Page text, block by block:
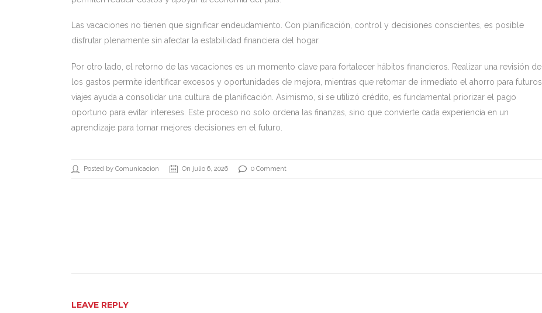
Las vacaciones no tienen que significar endeudamiento. Con planificación, control y decisiones conscientes, es posible
disfrutar plenamente sin afectar la estabilidad financiera del hogar.
Por otro lado, el retorno de las vacaciones es un momento clave para fortalecer hábitos financieros. Realizar una revisión de
los gastos permite identificar excesos y oportunidades de mejora, mientras que retomar de inmediato el ahorro para futuros
viajes ayuda a consolidar una cultura de planificación. Asimismo, si se utilizó crédito, es fundamental priorizar el pago
oportuno para evitar intereses. Este proceso no solo ordena las finanzas, sino que convierte cada experiencia en un
aprendizaje para tomar mejores decisiones en el futuro.
Posted by Comunicacion On julio 6, 2026 0 Comment
LEAVE REPLY